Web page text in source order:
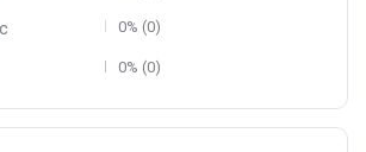
0% (0)
0% (0)